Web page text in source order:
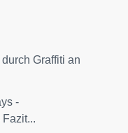
Graffiti an
-